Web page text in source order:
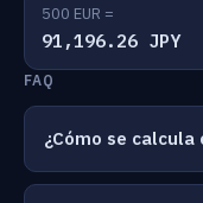
500 EUR =
91,196.26 JPY
FAQ
¿Cómo se calcula